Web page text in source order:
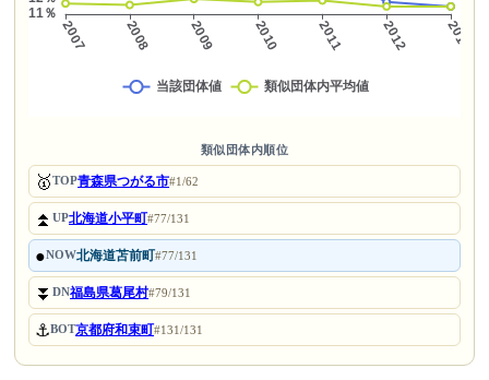
類似団体内順位
🥇TOP青森県つがる市#1/62
⏫UP北海道小平町#77/131
●NOW北海道苫前町#77/131
⏬DN福島県葛尾村#79/131
⚓BOT京都府和束町#131/131